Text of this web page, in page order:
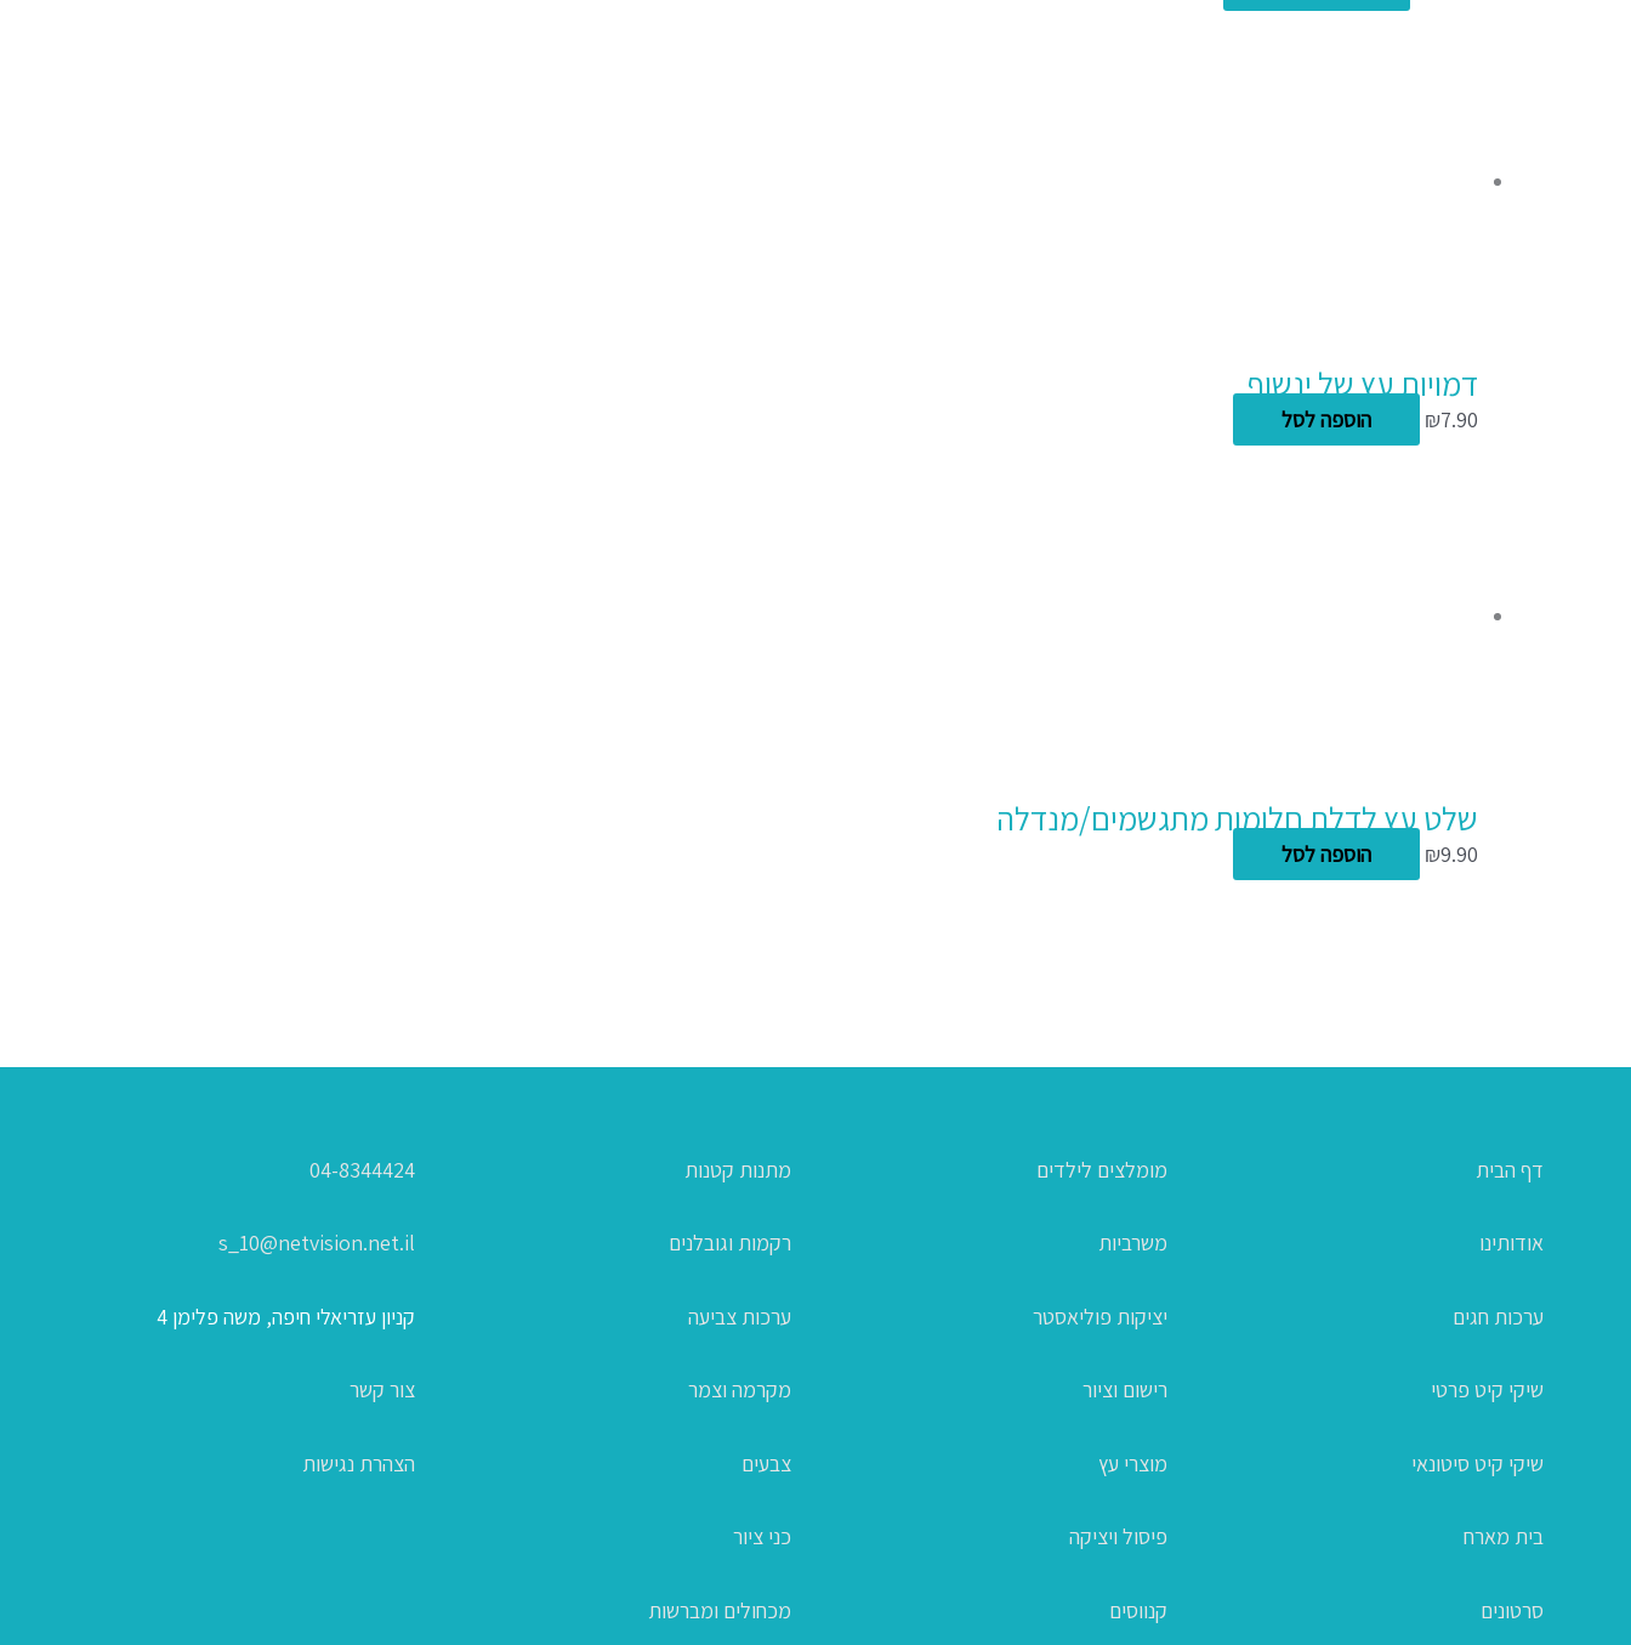
דמויות עץ של ינשוף
₪7.90 הוספה לסל
שלט עץ לדלת חלומות מתגשמים/מנדלה
₪9.90 הוספה לסל
דף הבית
אודותינו
ערכות חגים
שיקי קיט פרטי
שיקי קיט סיטונאי
בית מארח
סרטונים
מומלצים לילדים
משרביות
יציקות פוליאסטר
רישום וציור
מוצרי עץ
פיסול ויציקה
קנווסים
מתנות קטנות
רקמות וגובלנים
ערכות צביעה
מקרמה וצמר
צבעים
כני ציור
מכחולים ומברשות
04-8344424
s_10@netvision.net.il
קניון עזריאלי חיפה, משה פלימן 4
צור קשר
הצהרת נגישות